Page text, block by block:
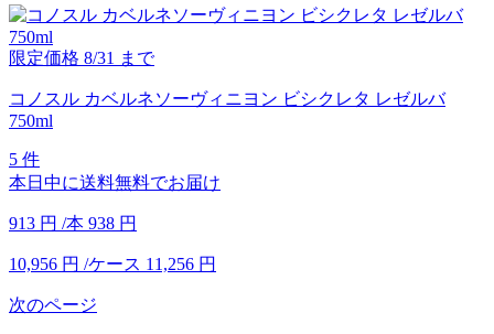
限定価格 8/31 まで
コノスル カベルネソーヴィニヨン ビシクレタ レゼルバ
750ml
5 件
本日中に送料無料でお届け
913 円 /本 938 円
10,956 円 /ケース 11,256 円
次のページ